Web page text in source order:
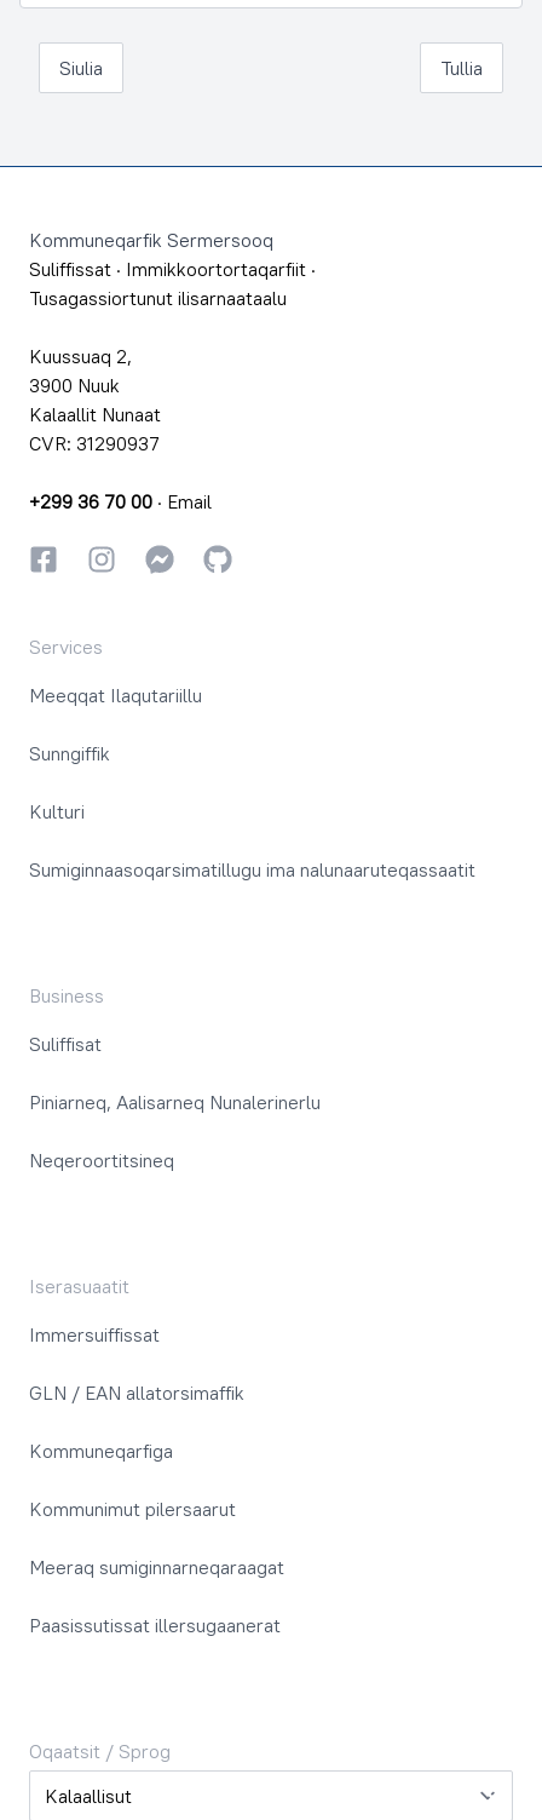
Siulia Tullia
Kommuneqarfik Sermersooq
Suliffissat · Immikkoortortaqarfiit ·
Tusagassiortunut ilisarnaataalu
Kuussuaq 2,
3900 Nuuk
Kalaallit Nunaat
CVR: 31290937
+299 36 70 00 · Email
FacebookkiInstagrammiInstagrammi
GitHub
Services
Meeqqat Ilaqutariillu
Sunngiffik
Kulturi
Sumiginnaasoqarsimatillugu ima nalunaaruteqassaatit
Business
Suliffisat
Piniarneq, Aalisarneq Nunalerinerlu
Neqeroortitsineq
Iserasuaatit
Immersuiffissat
GLN / EAN allatorsimaffik
Kommuneqarfiga
Kommunimut pilersaarut
Meeraq sumiginnarneqaraagat
Paasissutissat illersugaanerat
Oqaatsit / Sprog
Oqaatsit / Sprog